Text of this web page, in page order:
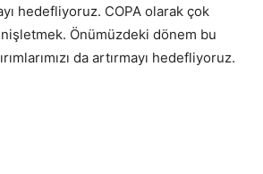
hedefliyoruz. COPA olarak çok
Önümüzdeki dönem bu
da artırmayı hedefliyoruz.